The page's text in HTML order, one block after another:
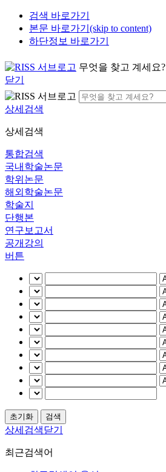
검색 바로가기
본문 바로가기(skip to content)
하단정보 바로가기
무엇을 찾고 계세요?
닫기
상세검색
상세검색
통합검색
국내학술논문
학위논문
해외학술논문
학술지
단행본
연구보고서
공개강의
버튼
상세검색닫기
최근검색어